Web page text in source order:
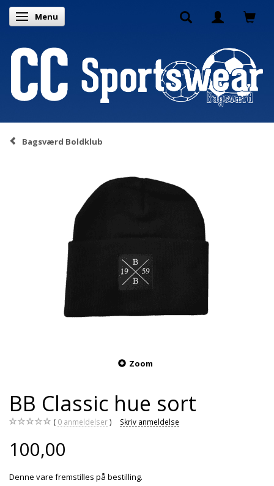
Skifte navigation
Menu
Bagsværd Boldklub
Zoom
BB Classic hue sort
0 anmeldelser Skriv anmeldelse
100,00
Denne vare fremstilles på bestilling.